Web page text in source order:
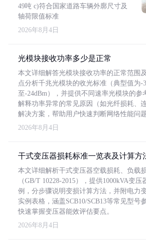
49吨 c)符合国家道路车辆外廓尺寸及
轴荷限值标准
2026年8月4日
光模块接收功率多少是正常
本文详细解答光模块接收功率的正常范围
点分析千兆光模块的收光标准（典型值为-
至-24dBm），并提供不同速率光模块的参
解释功率异常的常见原因（如光纤损耗、
解决方案，帮助用户快速判断网络性能问题
2026年8月4日
干式变压器损耗标准一览表及计算方
本文详细解析干式变压器空载损耗、负载
（GB/T 10228-2015），提供1000kVA变压
例，分步骤说明变损计算方法，并附电力
实例表格，涵盖SCB10/SCB13等常见型号
快速掌握变压器能效评估要点。
2026年8月4日